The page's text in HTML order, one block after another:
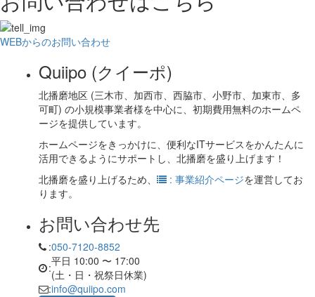
WEBからのお問い合わせ
Quiipo (クイーポ)
北播磨地区 (三木市、加西市、西脇市、小野市、加東市、多
可町) の小規模事業者様を中心に、初期費用無料のホームペ
ージを提供しています。
ホームページをきっかけに、便利なITサービスをかんたんに
活用できるようにサポートし、北播磨を盛り上げます！
北播磨を盛り上げるため、
: 事業紹介ページを運営してお
ります。
お問い合わせ先
:050-7120-8852
:平日 10:00 〜 17:00
(土・日・祝祭日休業)
:info@quiipo.com